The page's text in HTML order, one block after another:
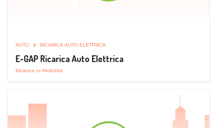
AUTO RICARICA AUTO ELETTRICA
E-GAP Ricarica Auto Elettrica
Ricarica in Mobilità